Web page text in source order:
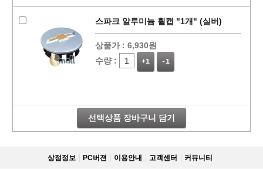
스파크 알루미늄 휠캡 "1개" (실버)
상품가 : 6,930원
수량 :
+1 -1
선택상품 장바구니 담기
상점정보 PC버젼 이용안내 고객센터 커뮤니티